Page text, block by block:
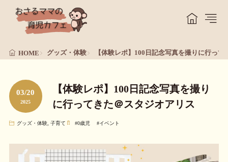
HOME グッズ・体験 【体験レポ】100日記念写真を撮りに行っ
03/20
2025
【体験レポ】100日記念写真を撮り
に行ってきた＠スタジオアリス
グッズ・体験, 子育て #0歳児 #イベント